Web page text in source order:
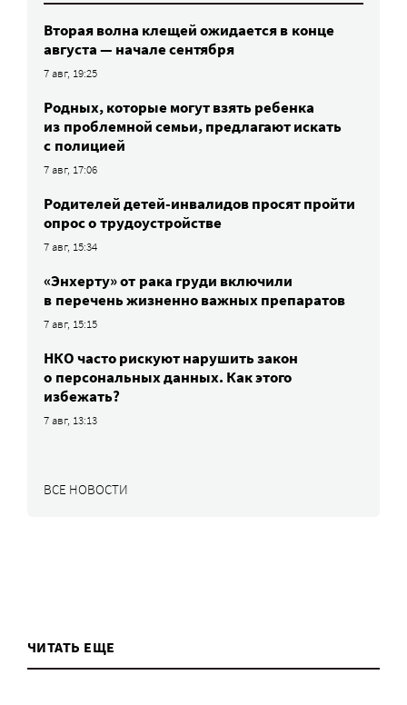
Вторая волна клещей ожидается в конце
августа — начале сентября
7 авг, 19:25
Родных, которые могут взять ребенка
из проблемной семьи, предлагают искать
с полицией
7 авг, 17:06
Родителей детей-инвалидов просят пройти
опрос о трудоустройстве
7 авг, 15:34
«Энхерту» от рака груди включили
в перечень жизненно важных препаратов
7 авг, 15:15
НКО часто рискуют нарушить закон
о персональных данных. Как этого
избежать?
7 авг, 13:13
ВСЕ НОВОСТИ
ЧИТАТЬ ЕЩЕ